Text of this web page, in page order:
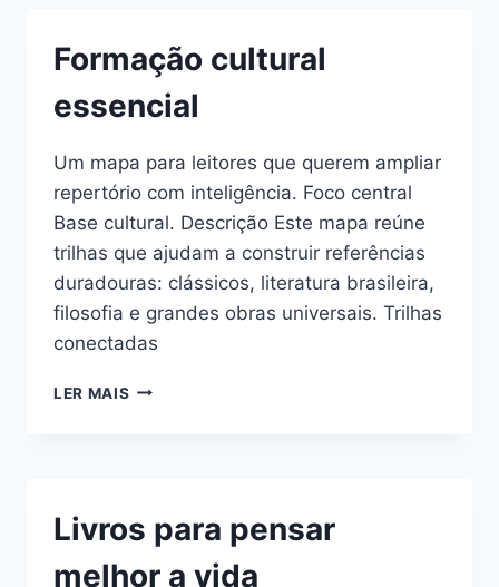
CONTEMPORÂNEO
Formação cultural
essencial
Um mapa para leitores que querem ampliar
repertório com inteligência. Foco central
Base cultural. Descrição Este mapa reúne
trilhas que ajudam a construir referências
duradouras: clássicos, literatura brasileira,
filosofia e grandes obras universais. Trilhas
conectadas
LER MAIS FORMAÇÃO
Livros para pensar
melhor a vida